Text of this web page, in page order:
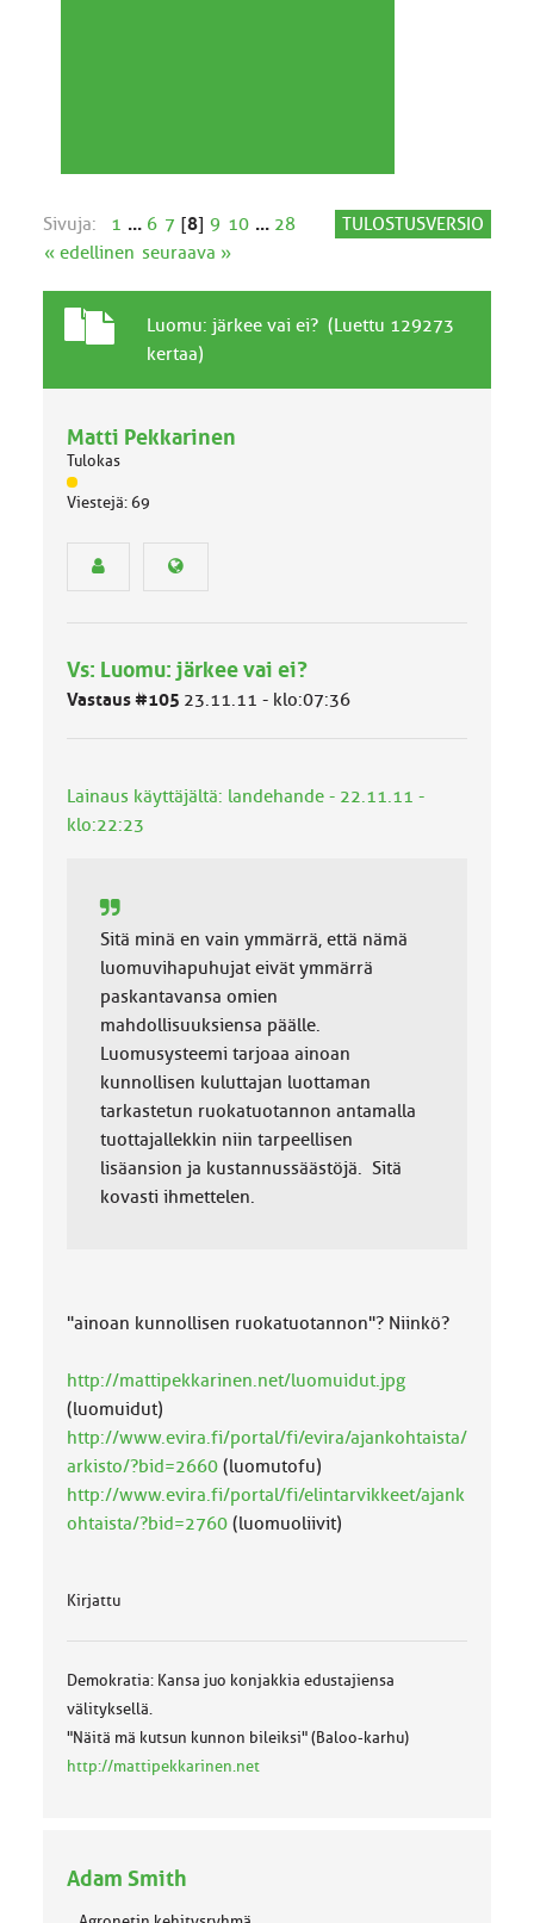
TULOSTUSVERSIO
Sivuja: 1 ... 6 7 [8] 9 10 ... 28
« edellinen seuraava »
a
a
n
e
A
i
Luomu: järkee vai ei? (Luettu 129273
kertaa)
Matti Pekkarinen
Tulokas
J
ä
m
ä
k
a
Viestejä: 69
Vs: Luomu: järkee vai ei?
Vastaus #105 23.11.11 - klo:07:36
Lainaus käyttäjältä: landehande - 22.11.11 -
klo:22:23
Sitä minä en vain ymmärrä, että nämä
luomuvihapuhujat eivät ymmärrä
paskantavansa omien
mahdollisuuksiensa päälle.
Luomusysteemi tarjoaa ainoan
kunnollisen kuluttajan luottaman
tarkastetun ruokatuotannon antamalla
tuottajallekkin niin tarpeellisen
lisäansion ja kustannussäästöjä. Sitä
kovasti ihmettelen.
"ainoan kunnollisen ruokatuotannon"? Niinkö?
http://mattipekkarinen.net/luomuidut.jpg
(luomuidut)
http://www.evira.fi/portal/fi/evira/ajankohtaista/
arkisto/?bid=2660(luomutofu)
http://www.evira.fi/portal/fi/elintarvikkeet/ajank
ohtaista/?bid=2760(luomuoliivit)
Kirjattu
Demokratia: Kansa juo konjakkia edustajiensa
välityksellä.
"Näitä mä kutsun kunnon bileiksi" (Baloo-karhu)
http://mattipekkarinen.net
Adam Smith